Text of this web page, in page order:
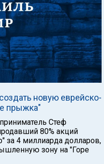
новую еврейско-
прыжка"
Стеф
80% акций
за 4 миллиарда долларов,
зону на "Горе